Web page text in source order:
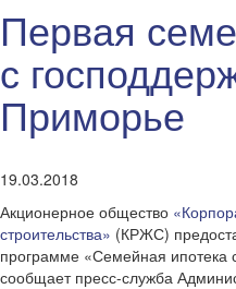
Первая
с
Приморье
19.03.2018
Акционерное общество
строительства» (КРЖС)
программе «Семейная ипотека
сообщает пресс-служба